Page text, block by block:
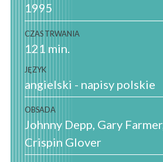
1995
CZAS TRWANIA
121 min.
JĘZYK
angielski - napisy polskie
OBSADA
Johnny Depp Gary Farmer
Crispin Glover